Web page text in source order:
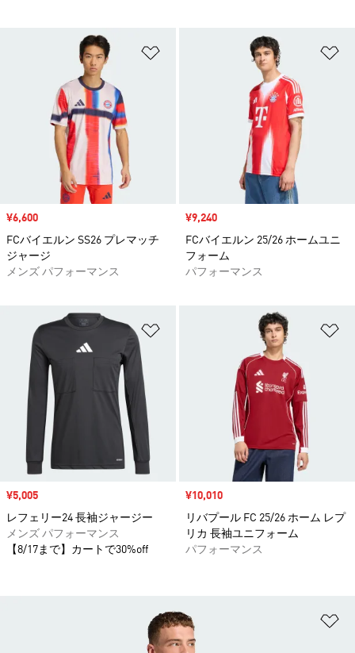
ほしいものリストに追加
セール価格
¥6,600
FCバイエルン SS26 プレマッチ
ジャージ
メンズ パフォーマンス
セール価格
¥9,240
FCバイエルン 25/26 ホームユニ
フォーム
パフォーマンス
ほしいものリストに追加
セール価格
¥5,005
レフェリー24 長袖ジャージー
メンズ パフォーマンス
【8/17まで】カートで30%off
セール価格
¥10,010
リバプール FC 25/26 ホーム レプ
リカ 長袖ユニフォーム
パフォーマンス